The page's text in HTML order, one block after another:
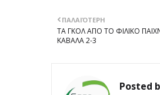
ΠΑΛΑΙΌΤΕΡΗ
ΤΑ ΓΚΟΛ ΑΠΟ ΤΟ ΦΙΛΙΚΟ
ΚΑΒΑΛΑ 2-3
Posted